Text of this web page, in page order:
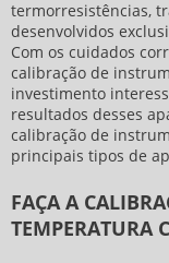
termorresistências,
desenvolvidos
Com os cuidados
calibração de
investimento
resultados desses
calibração de
principais tipos de
FAÇA A
TEMPERATURA